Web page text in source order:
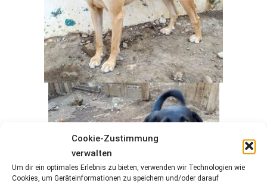
Cookie-Zustimmung
verwalten
Um dir ein optimales Erlebnis zu bieten, verwenden wir Technologien wie
Cookies, um Geräteinformationen zu speichern und/oder darauf